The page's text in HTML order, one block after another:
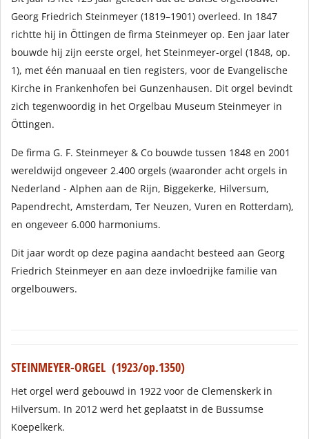
Georg Friedrich Steinmeyer (1819–1901) overleed. In 1847
richtte hij in Öttingen de firma Steinmeyer op. Een jaar later
bouwde hij zijn eerste orgel, het Steinmeyer-orgel (1848, op.
1), met één manuaal en tien registers, voor de Evangelische
Kirche in Frankenhofen bei Gunzenhausen. Dit orgel bevindt
zich tegenwoordig in het Orgelbau Museum Steinmeyer in
Öttingen.
De firma G. F. Steinmeyer & Co bouwde tussen 1848 en 2001
wereldwijd ongeveer 2.400 orgels (waaronder acht orgels in
Nederland - Alphen aan de Rijn, Biggekerke, Hilversum,
Papendrecht, Amsterdam, Ter Neuzen, Vuren en Rotterdam),
en ongeveer 6.000 harmoniums.
Dit jaar wordt op deze pagina aandacht besteed aan Georg
Friedrich Steinmeyer en aan deze invloedrijke familie van
orgelbouwers.
STEINMEYER-ORGEL (1923/op.1350)
Het orgel werd gebouwd in 1922 voor de Clemenskerk in
Hilversum. In 2012 werd het geplaatst in de Bussumse
Koepelkerk.